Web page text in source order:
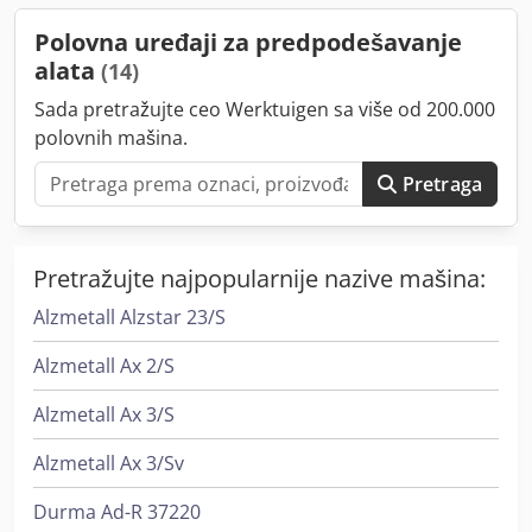
(upravljanje alatima, baze podataka, CAD/CAM)"
Polovna uređaji za predpodešavanje
alata (14)
Sada pretražujte ceo Werktuigen sa više od 200.000
polovnih mašina.
Pretraga
Pretražujte najpopularnije nazive mašina:
Alzmetall Alzstar 23/S
Alzmetall Ax 2/S
Alzmetall Ax 3/S
Alzmetall Ax 3/Sv
Durma Ad-R 37220